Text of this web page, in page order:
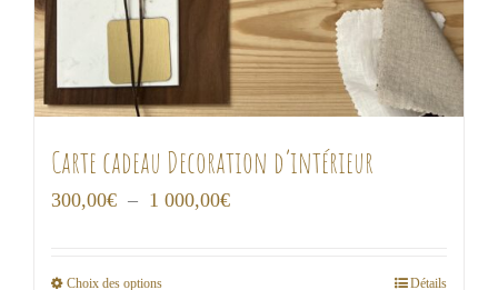
Carte cadeau Decoration d’intérieur
300,00€ – 1 000,00€Plage
Choix des options Détails